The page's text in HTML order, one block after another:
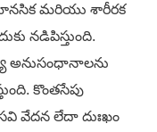
మరియు శారీరక
నడిపిస్తుంది.
అనుసంధానాలను
కొంతసేపు
వేదన లేదా దుఃఖం